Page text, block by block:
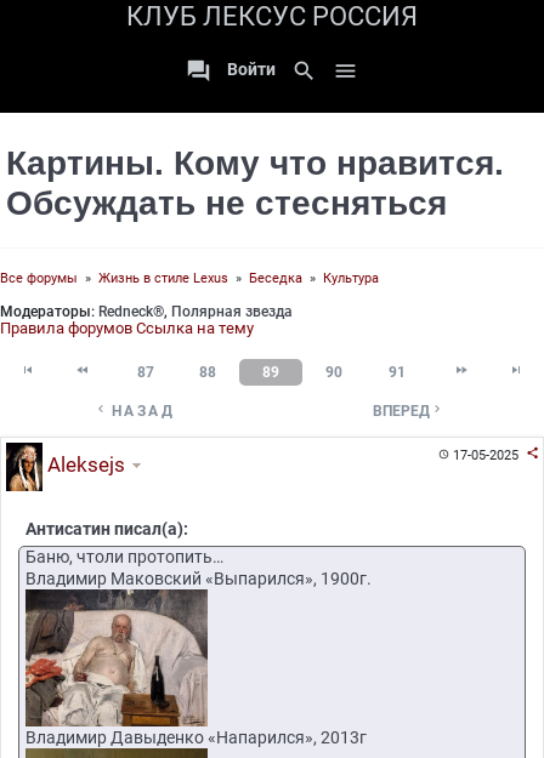
КЛУБ ЛЕКСУС РОССИЯ
 Войти search 
Картины. Кому что нравится.
Обсуждать не стесняться
Все форумы » Жизнь в стиле Lexus » Беседка » Культура
Модераторы: Redneck®, Полярная звезда
Правила форумов Ссылка на тему
  87 88 89 90 91  
 НАЗАД ВПЕРЕД 
17-05-2025 
Aleksejs
Антисатин писал(а):
Баню, чтоли протопить…
Владимир Маковский «Выпарился», 1900г.
Владимир Давыденко «Напарился», 2013г